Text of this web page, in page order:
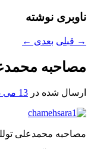
ناوبری نوشته
→ قبلی بعدی ←
مصاحبه
ارسال شده در 13 می 2013
مصاحبه محمدعلی